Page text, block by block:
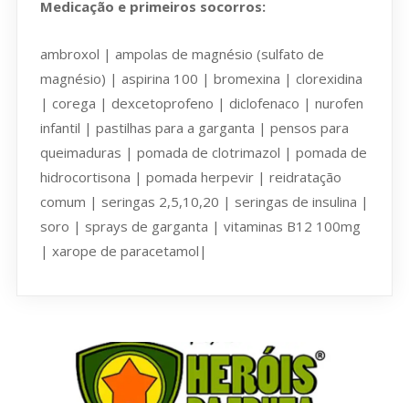
Medicação e primeiros socorros:
ambroxol | ampolas de magnésio (sulfato de
magnésio) | aspirina 100 | bromexina | clorexidina
| corega | dexcetoprofeno | diclofenaco | nurofen
infantil | pastilhas para a garganta | pensos para
queimaduras | pomada de clotrimazol | pomada de
hidrocortisona | pomada herpevir | reidratação
comum | seringas 2,5,10,20 | seringas de insulina |
soro | sprays de garganta | vitaminas B12 100mg
| xarope de paracetamol|